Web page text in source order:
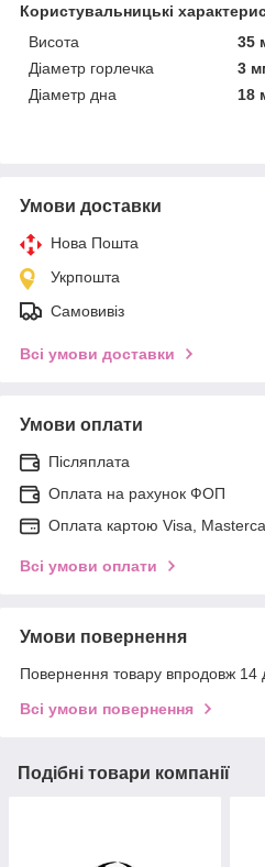
Користувальницькі
Висота
35
Діаметр горлечка
3
Діаметр дна
18
Умови доставки
Нова Пошта
Укрпошта
Самовивіз
Всі умови доставки
Умови оплати
Післяплата
Оплата на рахунок ФОП
Оплата картою Visa,
Всі умови оплати
Умови повернення
Повернення товару впродовж 14
Всі умови повернення
Подібні товари компанії